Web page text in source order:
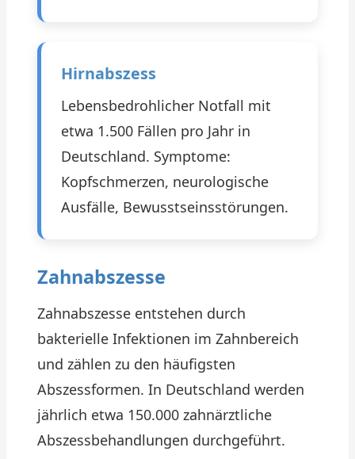
Hirnabszess
Lebensbedrohlicher Notfall mit
etwa 1.500 Fällen pro Jahr in
Deutschland. Symptome:
Kopfschmerzen, neurologische
Ausfälle, Bewusstseinsstörungen.
Zahnabszesse
Zahnabszesse entstehen durch
bakterielle Infektionen im Zahnbereich
und zählen zu den häufigsten
Abszessformen. In Deutschland werden
jährlich etwa 150.000 zahnärztliche
Abszessbehandlungen durchgeführt.